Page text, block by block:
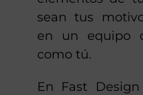
quizá has
eliminar
que quieras
sean tus